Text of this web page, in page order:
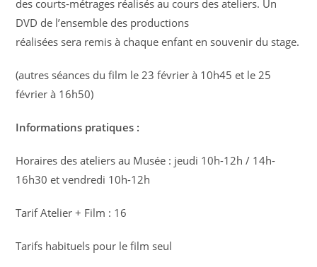
des courts-métrages réalisés au cours des ateliers. Un
DVD de l’ensemble des productions
réalisées sera remis à chaque enfant en souvenir du stage.
(autres séances du film le 23 février à 10h45 et le 25
février à 16h50)
Informations pratiques :
Horaires des ateliers au Musée : jeudi 10h-12h / 14h-
16h30 et vendredi 10h-12h
Tarif Atelier + Film : 16 
Tarifs habituels pour le film seul